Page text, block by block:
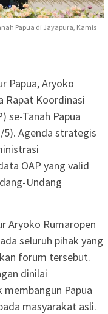
Papua di Jayapura, Kamis
Papua, Aryoko
Rapat Koordinasi
se-Tanah Papua
5). Agenda strategis
OAP yang valid
Undang
Aryoko Rumaropen
seluruh pihak yang
forum tersebut.
dinilai
Papua
masyarakat asli.